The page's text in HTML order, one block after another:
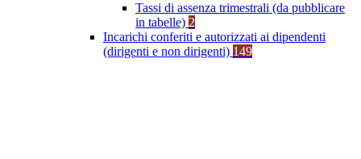
Tassi di assenza trimestrali (da pubblicare
in tabelle) 2
Incarichi conferiti e autorizzati ai dipendenti
(dirigenti e non dirigenti) 149